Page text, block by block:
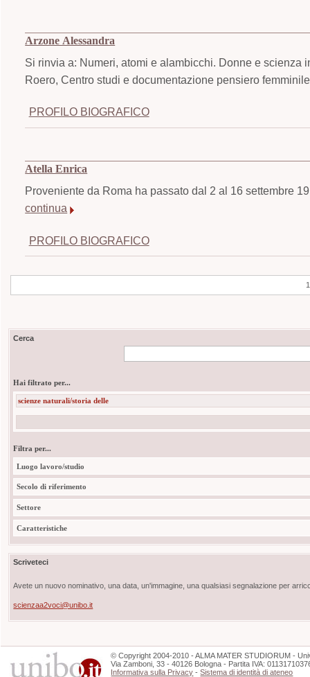
Arzone Alessandra
Si rinvia a: Numeri, atomi e alambicchi. Donne e scienza
Roero, Centro studi e documentazione pensiero
PROFILO BIOGRAFICO
Atella Enrica
Proveniente da Roma ha passato dal 2 al 16 settembre
continua
PROFILO BIOGRAFICO
1
Cerca
Hai filtrato per...
scienze naturali/storia delle
Filtra per...
Luogo lavoro/studio
Secolo di riferimento
Settore
Caratteristiche
Scriveteci
Avete un nuovo nominativo, una data, un'immagine, una qualsiasi segnalazione per
scienzaa2voci@unibo.it
©Copyright 2004-2010 - ALMA MATER STUDIORUM -
Via Zamboni, 33 - 40126 Bologna - Partita IVA:
Informativa sulla Privacy -Sistema di identità di ateneo